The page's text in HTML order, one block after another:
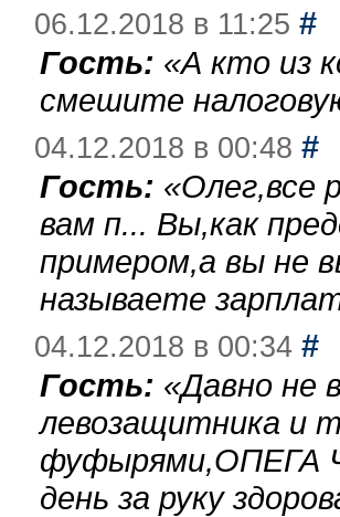
06.12.2018 в 11:25 #
Гость: «А кто из
смешите
04.12.2018 в 00:48 #
Гость: «Олег,все
вам п... Вы,как
примером,а вы не
называете
04.12.2018 в 00:34 #
Гость: «Давно не
левозащитника и
фуфырями,ОПЕГА
день за руку